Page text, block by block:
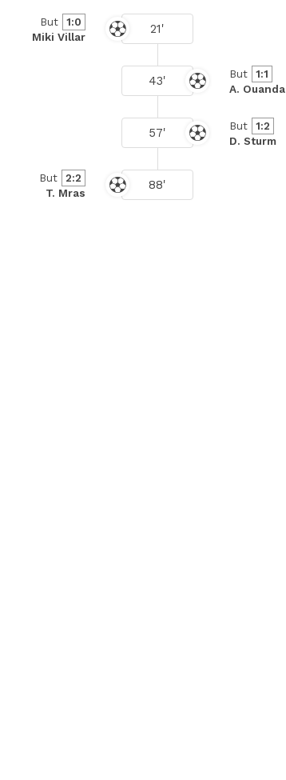
21'
But
1:0
Miki Villar
43' But
1:1
A. Ouanda
57' But
1:2
D. Sturm
88'
But
2:2
T. Mras